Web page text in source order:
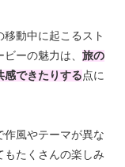
動中に起こるスト
ーの魅力は、 旅の
感できたりする 点に
作風やテーマが異な
もたくさんの楽しみ